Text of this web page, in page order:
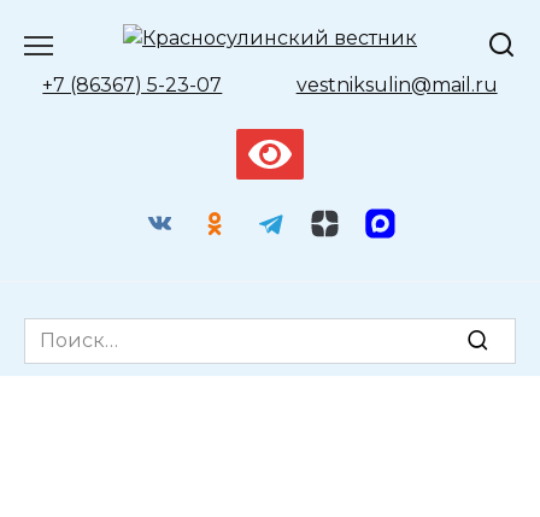
содержанию
+7 (86367) 5-23-07 vestniksulin@mail.ru
Search
for: